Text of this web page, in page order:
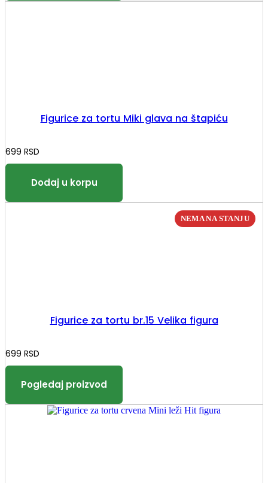
Figurice za tortu Miki glava na štapiću
699 RSD
Figurice za tortu br.15 Velika figura
699 RSD